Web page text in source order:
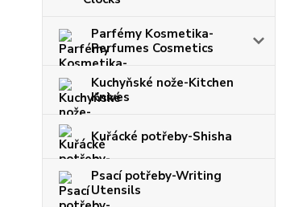
Parfémy Kosmetika-
Perfumes Cosmetics
Kuchyňské nože-Kitchen
Knives
Kuřácké potřeby-Shisha
Psací potřeby-Writing
Utensils